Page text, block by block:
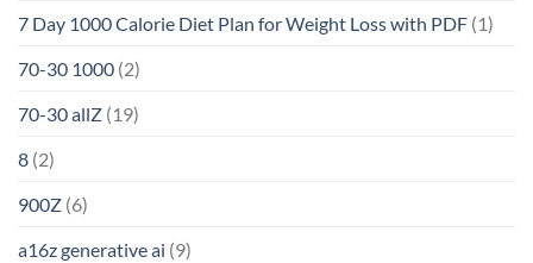
7 Day 1000 Calorie Diet Plan for Weight Loss with PDF (1)
70-30 1000 (2)
70-30 allZ (19)
8 (2)
900Z (6)
a16z generative ai (9)